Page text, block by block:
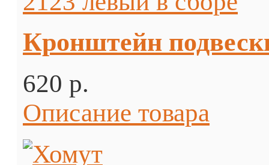
Кронштейн
620 p.
Описание товара